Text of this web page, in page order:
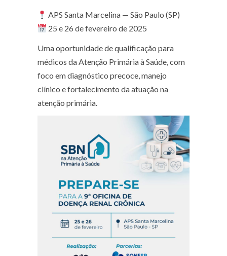
APS Santa Marcelina — São Paulo (SP)
25 e 26 de fevereiro de 2025
Uma oportunidade de qualificação para
médicos da Atenção Primária à Saúde, com
foco em diagnóstico precoce, manejo
clínico e fortalecimento da atuação na
atenção primária.